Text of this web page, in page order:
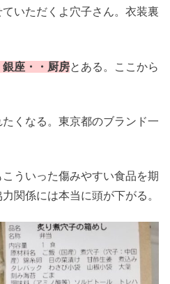
いただくよ穴子さん。衣装裏
銀座・・厨房とある。ここから
くなる。東京都のブランド一
ういった傷みやすい食品を期
関係には本当に頭が下がる。